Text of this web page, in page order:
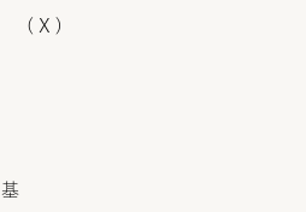
基
( X )